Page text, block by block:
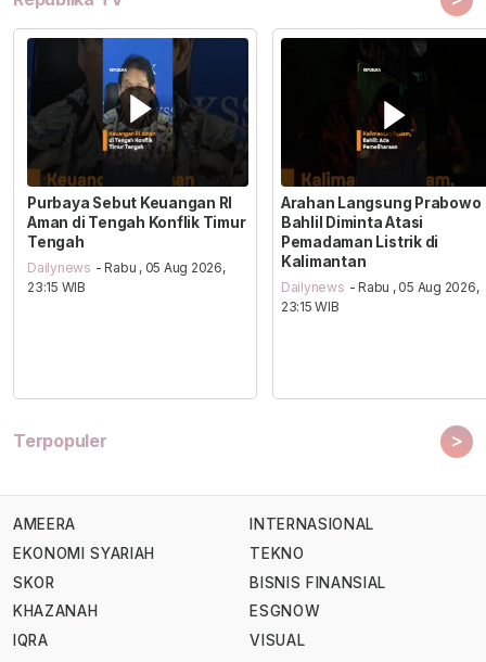
Purbaya Sebut Keuangan RI
Aman di Tengah Konflik Timur
Tengah
Dailynews - Rabu , 05 Aug 2026,
23:15 WIB
Arahan Langsung Prabowo
Bahlil Diminta Atasi
Pemadaman Listrik di
Kalimantan
Dailynews - Rabu , 05 Aug 2026,
23:15 WIB
Terpopuler >
AMEERA
EKONOMI SYARIAH
SKOR
KHAZANAH
IQRA
INTERNASIONAL
TEKNO
BISNIS FINANSIAL
ESGNOW
VISUAL